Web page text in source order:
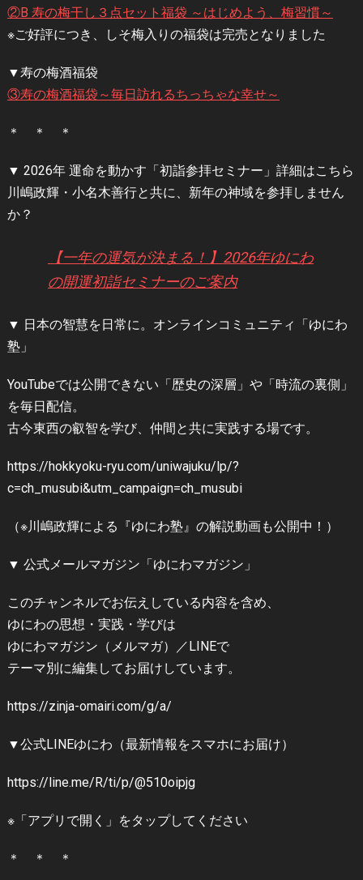
②B 寿の梅干し３点セット福袋 ～はじめよう、梅習慣～
※ご好評につき、しそ梅入りの福袋は完売となりました
▼寿の梅酒福袋
③寿の梅酒福袋～毎日訪れるちっちゃな幸せ～
＊ ＊ ＊
▼ 2026年 運命を動かす「初詣参拝セミナー」詳細はこちら
川嶋政輝・小名木善行と共に、新年の神域を参拝しません
か？
【一年の運気が決まる！】2026年ゆにわ
の開運初詣セミナーのご案内
▼ 日本の智慧を日常に。オンラインコミュニティ「ゆにわ
塾」
YouTubeでは公開できない「歴史の深層」や「時流の裏側」
を毎日配信。
古今東西の叡智を学び、仲間と共に実践する場です。
https://hokkyoku-ryu.com/uniwajuku/lp/?
c=ch_musubi&utm_campaign=ch_musubi
（※川嶋政輝による『ゆにわ塾』の解説動画も公開中！）
▼ 公式メールマガジン「ゆにわマガジン」
このチャンネルでお伝えしている内容を含め、
ゆにわの思想・実践・学びは
ゆにわマガジン（メルマガ）／LINEで
テーマ別に編集してお届けしています。
https://zinja-omairi.com/g/a/
▼公式LINEゆにわ（最新情報をスマホにお届け）
https://line.me/R/ti/p/@510oipjg
※「アプリで開く」をタップしてください
＊ ＊ ＊